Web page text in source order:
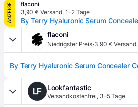
ANZEIGE
flaconi
3,90 € Versand, 1–2 Tage
flaconi
Niedrigster Preis·3,90 € Versand,
Lookfantastic
Versandkostenfrei, 3–5 Tage